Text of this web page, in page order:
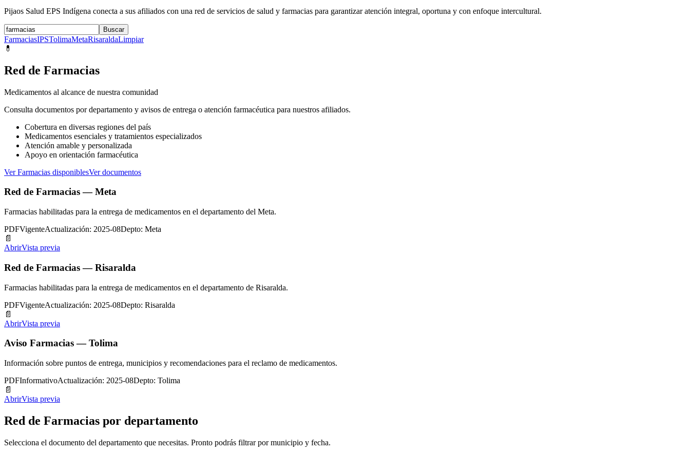
Pijaos Salud EPS Indígena conecta a sus afiliados con una red de servicios de salud y farmacias para garantizar atención integral, oportuna y con enfoque intercultural.
Buscar
FarmaciasIPSTolimaMetaRisaraldaLimpiar
💊
Red de Farmacias
Medicamentos al alcance de nuestra comunidad
Consulta documentos por departamento y avisos de entrega o atención farmacéutica para nuestros afiliados.
Cobertura en diversas regiones del país
Medicamentos esenciales y tratamientos especializados
Atención amable y personalizada
Apoyo en orientación farmacéutica
Ver Farmacias disponiblesVer documentos
Red de Farmacias — Meta
Farmacias habilitadas para la entrega de medicamentos en el departamento del Meta.
PDFVigenteActualización: 2025-08Depto: Meta
📄
AbrirVista previa
Red de Farmacias — Risaralda
Farmacias habilitadas para la entrega de medicamentos en el departamento de Risaralda.
PDFVigenteActualización: 2025-08Depto: Risaralda
📄
AbrirVista previa
Aviso Farmacias — Tolima
Información sobre puntos de entrega, municipios y recomendaciones para el reclamo de medicamentos.
PDFInformativoActualización: 2025-08Depto: Tolima
📄
AbrirVista previa
Red de Farmacias por departamento
Selecciona el documento del departamento que necesitas. Pronto podrás filtrar por municipio y fecha.